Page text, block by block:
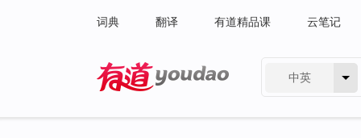
词典 翻译 有道精品课 云笔记
中英